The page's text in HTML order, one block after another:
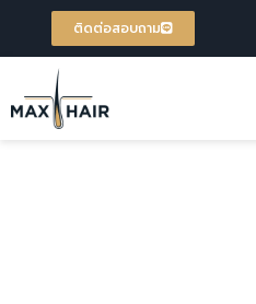
ติดต่อสอบถาม